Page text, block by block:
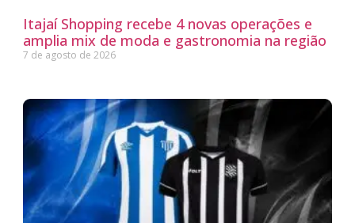
Itajaí Shopping recebe 4 novas operações e
amplia mix de moda e gastronomia na região
7 de agosto de 2026